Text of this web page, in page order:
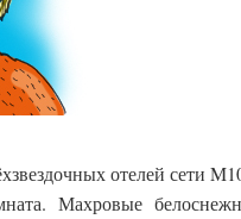
отелей сети
Махровые